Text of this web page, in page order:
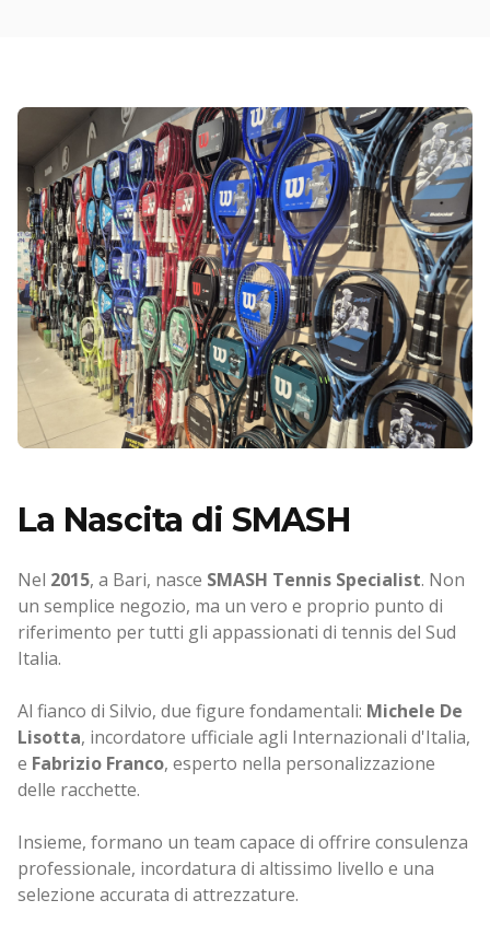
La Nascita di SMASH
Nel 2015, a Bari, nasce SMASH Tennis Specialist. Non
un semplice negozio, ma un vero e proprio punto di
riferimento per tutti gli appassionati di tennis del Sud
Italia.
Al fianco di Silvio, due figure fondamentali: Michele De
Lisotta, incordatore ufficiale agli Internazionali d'Italia,
e Fabrizio Franco, esperto nella personalizzazione
delle racchette.
Insieme, formano un team capace di offrire consulenza
professionale, incordatura di altissimo livello e una
selezione accurata di attrezzature.